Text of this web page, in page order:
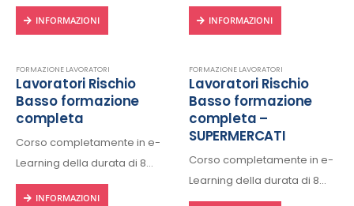
ore, fruibile 24/24h da ogni
dispositivo connesso a
Rilascio regolare attestato a
fine corso con protocollo
univoco di riconscimento.
INFORMAZIONI
ore, fruibile 24/24h da ogni
dispositivo connesso a
Rilascio regolare attestato a
fine corso con protocollo
univoco di riconscimento.
INFORMAZIONI
FORMAZIONE LAVORATORI
Lavoratori Rischio
Basso formazione
completa
Corso completamente in e-
Learning della durata di 8
ore, fruibile 24/24h da ogni
INFORMAZIONI
FORMAZIONE LAVORATORI
Lavoratori Rischio
Basso formazione
completa –
SUPERMERCATI
Corso completamente in e-
Learning della durata di 8
ore, fruibile 24/24h da ogni